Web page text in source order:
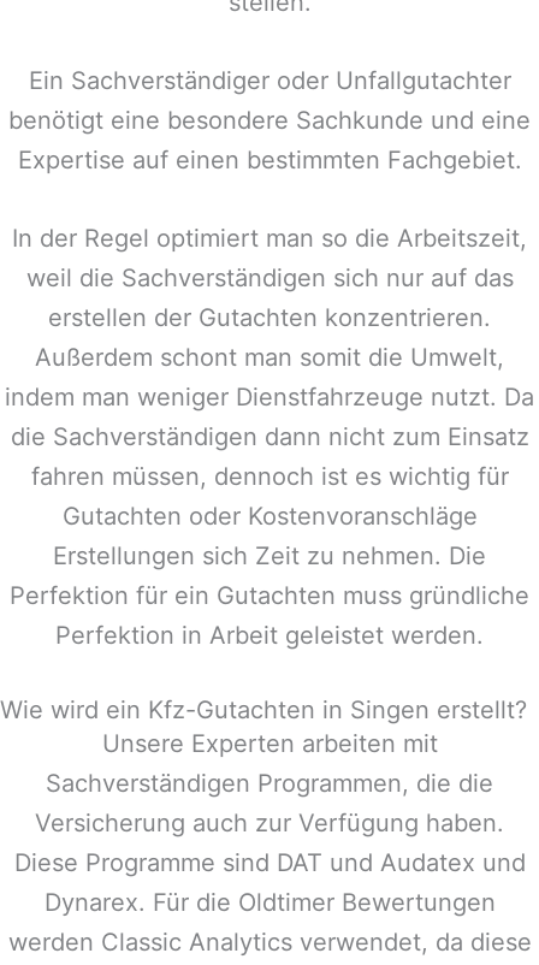
Ein Sachverständiger oder Unfallgutachter
benötigt eine besondere Sachkunde und eine
Expertise auf einen bestimmten Fachgebiet.
In der Regel optimiert man so die Arbeitszeit,
weil die Sachverständigen sich nur auf das
erstellen der Gutachten konzentrieren.
Außerdem schont man somit die Umwelt,
indem man weniger Dienstfahrzeuge nutzt. Da
die Sachverständigen dann nicht zum Einsatz
fahren müssen, dennoch ist es wichtig für
Gutachten oder Kostenvoranschläge
Erstellungen sich Zeit zu nehmen. Die
Perfektion für ein Gutachten muss gründliche
Perfektion in Arbeit geleistet werden.
Wie wird ein Kfz-Gutachten in Singen erstellt?
Unsere Experten arbeiten mit
Sachverständigen Programmen, die die
Versicherung auch zur Verfügung haben.
Diese Programme sind DAT und Audatex und
Dynarex. Für die Oldtimer Bewertungen
werden Classic Analytics verwendet, da diese